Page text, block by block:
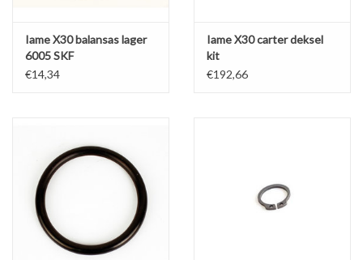
Iame X30 balansas lager
6005 SKF
€14,34
Iame X30 carter deksel
kit
€192,66